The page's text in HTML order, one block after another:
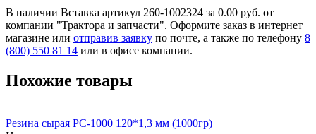
В наличии Вставка артикул 260-1002324 за 0.00 руб. от
компании "Трактора и запчасти". Оформите заказ в интернет
магазине или отправив заявку по почте, а также по телефону 8
(800) 550 81 14 или в офисе компании.
Похожие товары
Резина сырая РС-1000 120*1,3 мм (1000гр)